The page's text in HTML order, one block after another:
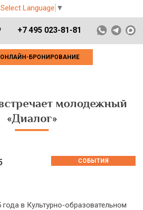
Select Language ▼
+7 495 023-81-81
ОНЛАЙН-БРОНИРОВАНИЕ
молодежный
«Диалог»
СОБЫТИЯ
в Культурно-образовательном